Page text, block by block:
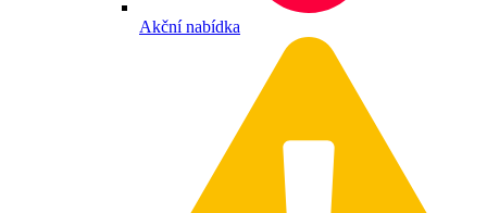
Akční nabídka